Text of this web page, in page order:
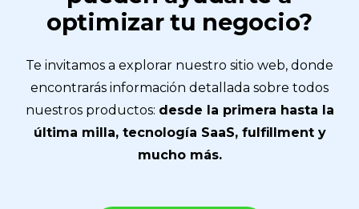
optimizar tu negocio?
Te invitamos a explorar nuestro sitio web, donde
encontrarás información detallada sobre todos
nuestros productos: desde la primera hasta la
última milla, tecnología SaaS, fulfillment y
mucho más.